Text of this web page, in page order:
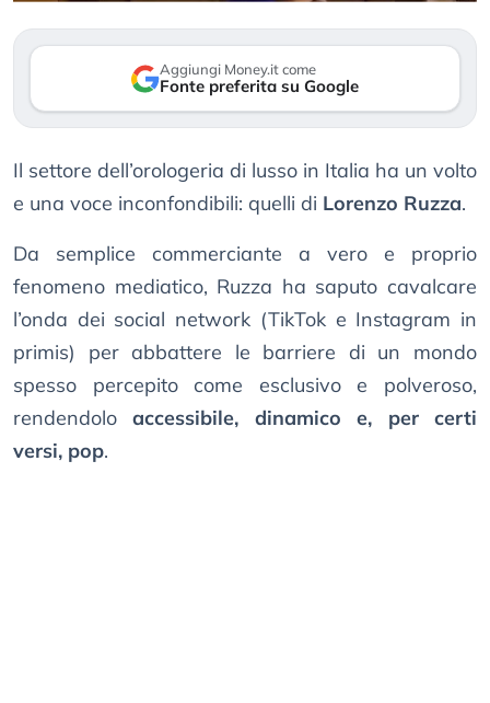
Aggiungi Money.it come
Fonte preferita su Google
Il settore dell’orologeria di lusso in Italia ha un volto
e una voce inconfondibili: quelli di Lorenzo Ruzza.
Da semplice commerciante a vero e proprio
fenomeno mediatico, Ruzza ha saputo cavalcare
l’onda dei social network (TikTok e Instagram in
primis) per abbattere le barriere di un mondo
spesso percepito come esclusivo e polveroso,
rendendoloaccessibile, dinamico e, per certi
versi, pop.